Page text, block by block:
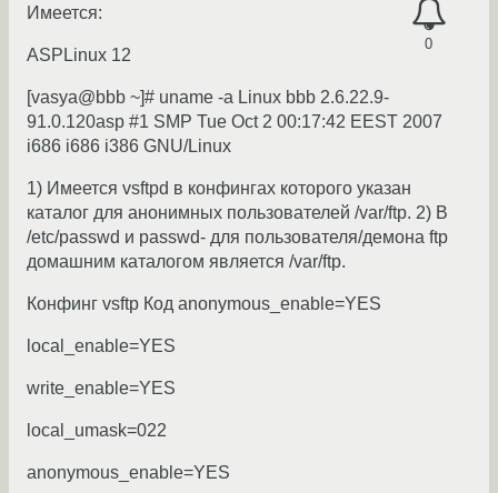
0
Имеется:
ASPLinux 12
[vasya@bbb ~]# uname -a Linux bbb 2.6.22.9-
91.0.120asp #1 SMP Tue Oct 2 00:17:42 EEST 2007
i686 i686 i386 GNU/Linux
1) Имеется vsftpd в конфингах которого указан
каталог для анонимных пользователей /var/ftp. 2) В
/etc/passwd и passwd- для пользователя/демона ftp
домашним каталогом является /var/ftp.
Конфинг vsftp Код anonymous_enable=YES
local_enable=YES
write_enable=YES
local_umask=022
anonymous_enable=YES